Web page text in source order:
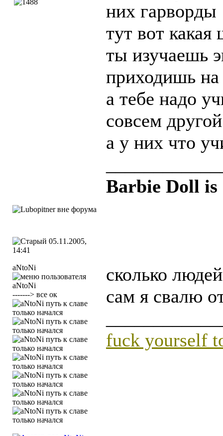
них гарворды
тут вот какая
ты изучаешь
приходишь на
а тебе надо
совсем
а у них что
Barbie Doll is
05.11.2005,
14:41
aNtoNi
-------> все ок
сколько
сам я свалю
fuck yourself